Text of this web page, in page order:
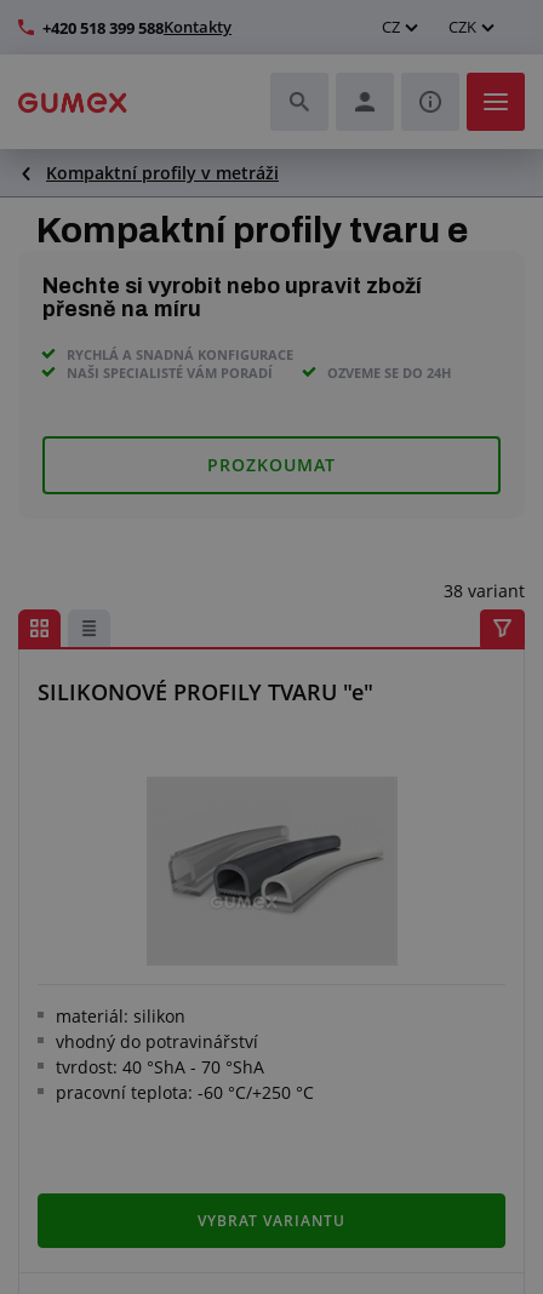
+420 518 399 588Kontakty CZ CZK
Hadice a jejich kompletace
Profily a výroba těsnění
Technické plasty
Dopravníkové pásy a montáž
Zlepšení pracovního prostředí
Další pryžové a plastové výrobky
Vše o nákupu
O nás a kariéra
Kompaktní profily v metráži
Kompaktní profily tvaru e
Nechte si vyrobit nebo upravit zboží
přesně na míru
RYCHLÁ A SNADNÁ KONFIGURACE
NAŠI SPECIALISTÉ VÁM PORADÍ
OZVEME SE DO 24H
PROZKOUMAT
38 variant
SILIKONOVÉ PROFILY TVARU "e"
materiál: silikon
vhodný do potravinářství
tvrdost: 40 °ShA - 70 °ShA
pracovní teplota: -60 °C/+250 °C
VYBRAT VARIANTU